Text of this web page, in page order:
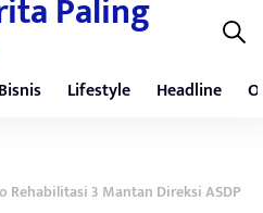
Paling
Bisnis Lifestyle Headline
Rehabilitasi 3 Mantan Direksi ASDP